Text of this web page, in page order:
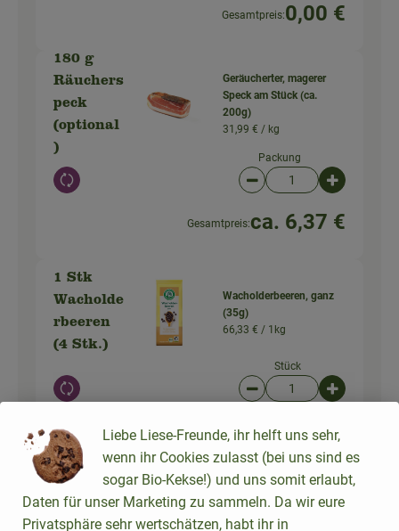
Gesamtpreis:0,00 €
180 g
Räuchers
peck
(optional
)
Auswahl ändern
Geräucherter, magerer
Speck am Stück (ca.
200g)
31,99 € / kg
Packung
Artikelanzahl
Gesamtpreis:ca. 6,37 €
1 Stk
Wacholde
rbeeren
(4 Stk.)
Auswahl ändern
Wacholderbeeren, ganz
(35g)
66,33 € / 1kg
Stück
Artikelanzahl
Gesamtpreis: 1,99 €
1 EL
Liebe Liese-Freunde, ihr helft uns sehr,
wenn ihr Cookies zulasst (bei uns sind es
sogar Bio-Kekse!) und uns somit erlaubt,
Daten für unser Marketing zu sammeln. Da wir eure
Privatsphäre sehr wertschätzen, habt ihr in